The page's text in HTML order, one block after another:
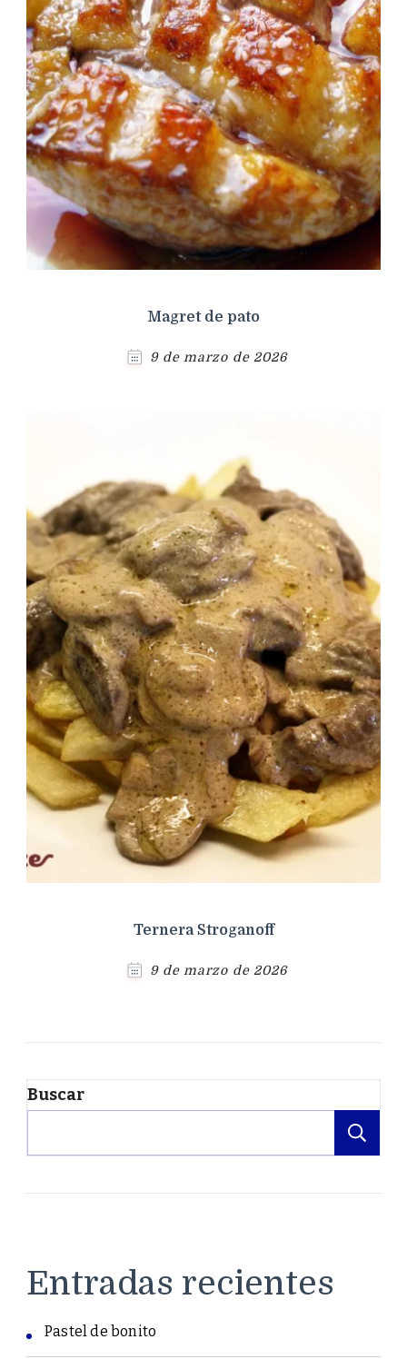
Magret de pato
9 de marzo de 2026
Ternera Stroganoff
9 de marzo de 2026
Buscar
Entradas recientes
Pastel de bonito